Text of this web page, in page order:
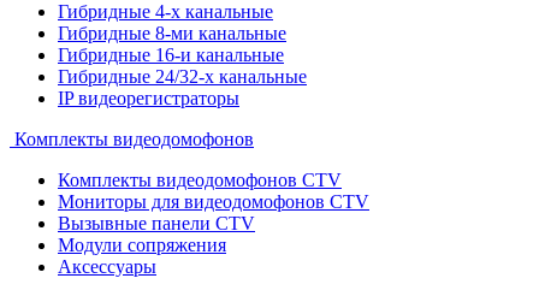
Гибридные 4-х канальные
Гибридные 8-ми канальные
Гибридные 16-и канальные
Гибридные 24/32-х канальные
IP видеорегистраторы
Комплекты видеодомофонов
Комплекты видеодомофонов CTV
Мониторы для видеодомофонов CTV
Вызывные панели CTV
Модули сопряжения
Аксессуары